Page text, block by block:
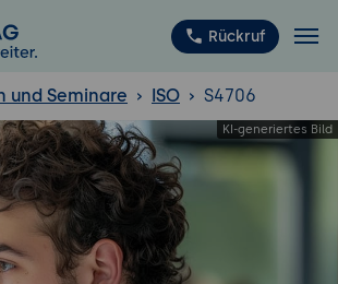
Rückruf
®
und Seminare ISO S4706